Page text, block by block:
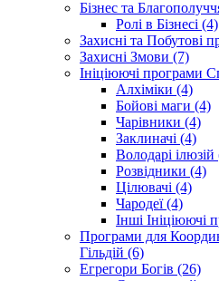
Бізнес та
Ролі в Бізнесі (4)
Захисні та Побутові
Захисні Змови (7)
Ініціюючі програми
Алхіміки (4)
Бойові маги (4)
Чарівники (4)
Заклиначі (4)
Володарі ілюзій
Розвідники (4)
Цілювачі (4)
Чародеї (4)
Інші Ініціюючі
Програми для
Гільдій (6)
Егрегори Богів (26)